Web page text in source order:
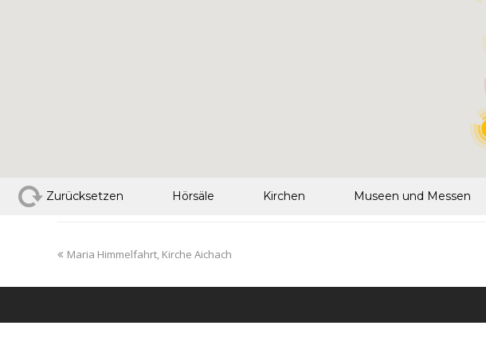
Zurücksetzen Hörsäle Kirchen Museen und Messen
Maria Himmelfahrt, Kirche Aichach